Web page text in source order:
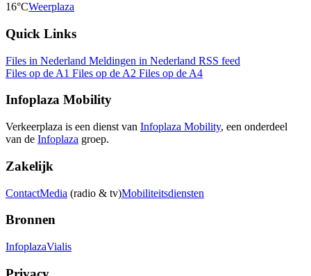
16°CWeerplaza
Quick Links
Files in Nederland Meldingen in Nederland RSS feed
Files op de A1 Files op de A2 Files op de A4
Infoplaza Mobility
Verkeerplaza is een dienst van Infoplaza Mobility, een onderdeel
van de Infoplaza groep.
Zakelijk
ContactMedia (radio & tv)Mobiliteitsdiensten
Bronnen
InfoplazaVialis